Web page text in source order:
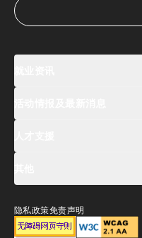
薪酬指数
全球人才高峰会周
联络我们
支援服务
移居香港指南
隐私政策免责声明